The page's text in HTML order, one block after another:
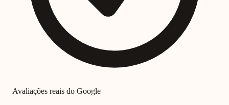
Avaliações reais do Google